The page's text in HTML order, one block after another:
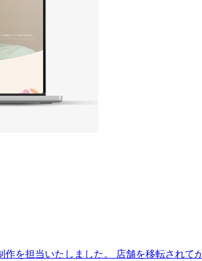
を担当いたしました。 店舗を移転され